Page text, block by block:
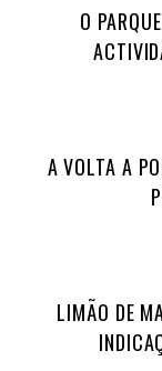
O
A VOLTA A
LIMÃO DE